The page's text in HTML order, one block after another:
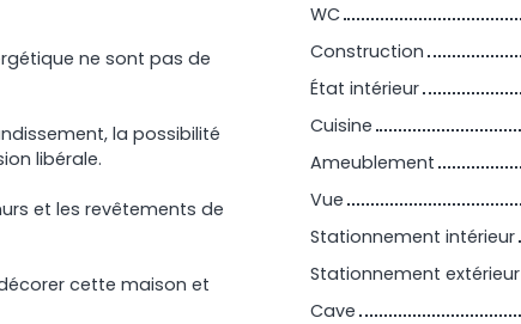
ne sont pas de
la possibilité
libérale.
et les revêtements de
cette maison et
WC
Construction
État intérieur
Cuisine
Ameublement
Vue
Stationnement intérieur
Stationnement extérieur
Cave